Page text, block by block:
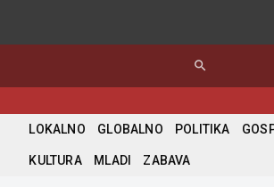
search
LOKALNO GLOBALNO POLITIKA
KULTURA MLADI ZABAVA